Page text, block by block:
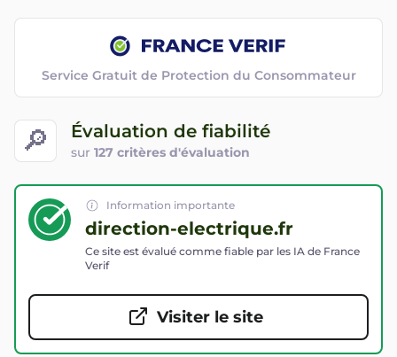
🔎 Évaluation de fiabilité
sur 127 critères d'évaluation
Service Gratuit de Protection du Consommateur
Information importante
direction-electrique.fr
Ce site est évalué comme fiable par les IA de France
Verif
Visiter le site